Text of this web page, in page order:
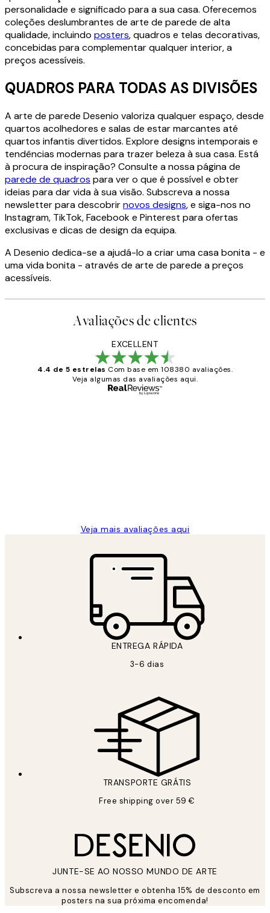
personalidade e significado para a sua casa. Oferecemos
coleções deslumbrantes de arte de parede de alta
qualidade, incluindo posters, quadros e telas decorativas,
concebidas para complementar qualquer interior, a
preços acessíveis.
QUADROS PARA TODAS AS DIVISÕES
A arte de parede Desenio valoriza qualquer espaço, desde
quartos acolhedores e salas de estar marcantes até
quartos infantis divertidos. Explore designs intemporais e
tendências modernas para trazer beleza à sua casa. Está
à procura de inspiração? Consulte a nossa página de
parede de quadros para ver o que é possível e obter
ideias para dar vida à sua visão. Subscreva a nossa
newsletter para descobrirnovos designs, e siga-nos no
Instagram, TikTok, Facebook e Pinterest para ofertas
exclusivas e dicas de design da equipa.
A Desenio dedica-se a ajudá-lo a criar uma casa bonita - e
uma vida bonita - através de arte de parede a preços
acessíveis.
Avaliações de clientes
EXCELLENT
4.4 de 5 estrelas Com base em 108380 avaliações.
Veja algumas das avaliações aqui.
Veja mais avaliações aqui
ENTREGA RÁPIDA
3-6 dias
TRANSPORTE GRÁTIS
Free shipping over 59 €
JUNTE-SE AO NOSSO MUNDO DE ARTE
Subscreva a nossa newsletter e obtenha 15% de desconto em
posters na sua próxima encomenda!